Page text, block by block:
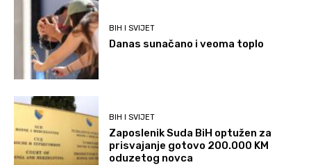
BIH I SVIJET
Danas sunačano i veoma toplo
BIH I SVIJET
Zaposlenik Suda BiH optužen za
prisvajanje gotovo 200.000 KM
oduzetog novca